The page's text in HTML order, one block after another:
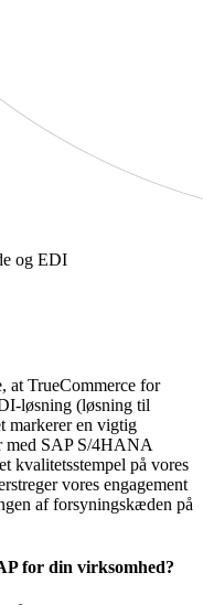
og EDI
at TrueCommerce for
løsning (løsning til
markerer en vigtig
med SAP S/4HANA
kvalitetsstempel på vores
vores engagement
af forsyningskæden på
for din virksomhed?